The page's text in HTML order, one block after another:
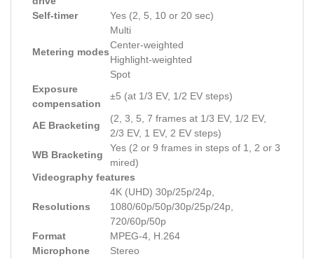
Self-timer
Yes (2, 5, 10 or 20 sec)
Metering modes
Multi
Center-weighted
Highlight-weighted
Spot
Exposure
compensation
±5 (at 1/3 EV, 1/2 EV steps)
AE Bracketing
(2, 3, 5, 7 frames at 1/3 EV, 1/2 EV,
2/3 EV, 1 EV, 2 EV steps)
WB Bracketing
Yes (2 or 9 frames in steps of 1, 2 or 3
mired)
Videography features
Resolutions
4K (UHD) 30p/25p/24p,
1080/60p/50p/30p/25p/24p,
720/60p/50p
Format
MPEG-4, H.264
Microphone
Stereo